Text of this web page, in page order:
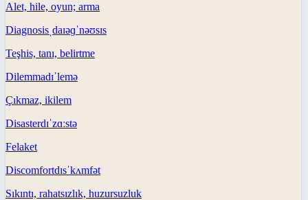
Alet, hile, oyun; arma
Diagnosis ˌdaɪəɡˈnəʊsɪs
Teşhis, tanı, belirtme
Dilemmadɪˈlemə
Çıkmaz, ikilem
Disasterdɪˈzɑːstə
Felaket
Discomfortdɪsˈkʌmfət
Sıkıntı, rahatsızlık, huzursuzluk